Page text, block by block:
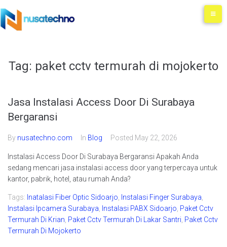
Tag: paket cctv termurah di mojokerto
Jasa Instalasi Access Door Di Surabaya
Bergaransi
By nusatechno.com In Blog Posted May 22, 2026
Instalasi Access Door Di Surabaya Bergaransi Apakah Anda
sedang mencari jasa instalasi access door yang terpercaya untuk
kantor, pabrik, hotel, atau rumah Anda?
Tags: Inatalasi Fiber Optic Sidoarjo Instalasi Finger Surabaya
Instalasi Ipcamera Surabaya
Instalasi PABX Sidoarjo Paket Cctv
Termurah Di Krian Paket Cctv Termurah Di Lakar Santri Paket Cctv
Termurah Di Mojokerto